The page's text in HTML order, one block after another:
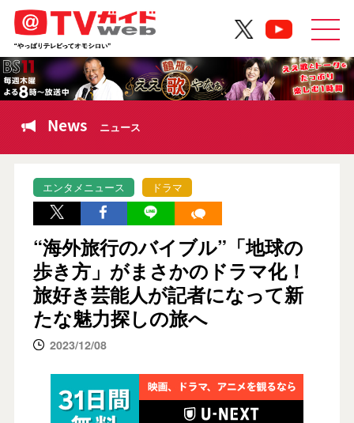
News ニュース
エンタメニュース ドラマ
“海外旅行のバイブル”「地球の
歩き方」がまさかのドラマ化！
旅好き芸能人が記者になって新
たな魅力探しの旅へ
2023/12/08